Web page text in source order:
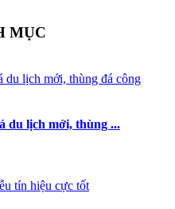
MỤC
du lịch mới, thùng ...